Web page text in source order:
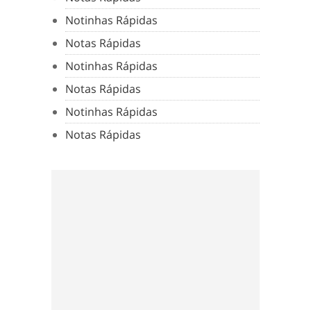
Notinhas Rápidas
Notas Rápidas
Notinhas Rápidas
Notas Rápidas
Notinhas Rápidas
Notas Rápidas